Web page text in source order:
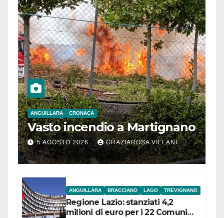
ANGUILLARA CRONACA
Vasto incendio a Martignano
5 AGOSTO 2026 GRAZIAROSA VILLANI
ANGUILLARA BRACCIANO LAGO TREVIGNANO
Regione Lazio: stanziati 4,2
milioni di euro per i 22 Comuni